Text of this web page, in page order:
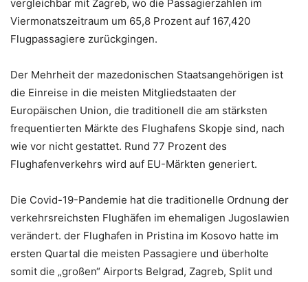
vergleichbar mit Zagreb, wo die Passagierzahlen im
Viermonatszeitraum um 65,8 Prozent auf 167,420
Flugpassagiere zurückgingen.
Der Mehrheit der mazedonischen Staatsangehörigen ist
die Einreise in die meisten Mitgliedstaaten der
Europäischen Union, die traditionell die am stärksten
frequentierten Märkte des Flughafens Skopje sind, nach
wie vor nicht gestattet. Rund 77 Prozent des
Flughafenverkehrs wird auf EU-Märkten generiert.
Die Covid-19-Pandemie hat die traditionelle Ordnung der
verkehrsreichsten Flughäfen im ehemaligen Jugoslawien
verändert. der Flughafen in Pristina im Kosovo hatte im
ersten Quartal die meisten Passagiere und überholte
somit die „großen“ Airports Belgrad, Zagreb, Split und